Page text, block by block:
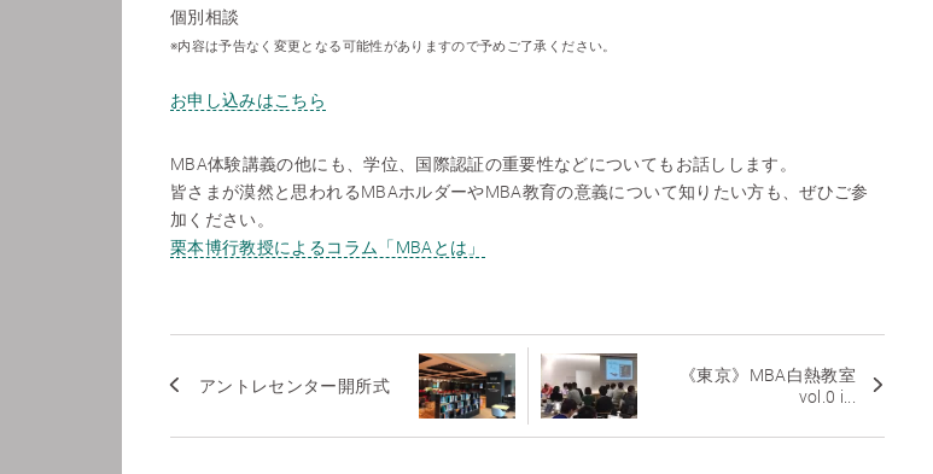
個別相談
※内容は予告なく変更となる可能性がありますので予めご了承ください。
お申し込みはこちら
MBA体験講義の他にも、学位、国際認証の重要性などについてもお話しします。
皆さまが漠然と思われるMBAホルダーやMBA教育の意義について知りたい方も、ぜひご参
加ください。
栗本博行教授によるコラム「MBAとは」
アントレセンター開所式
《東京》MBA白熱教室
vol.0 i...